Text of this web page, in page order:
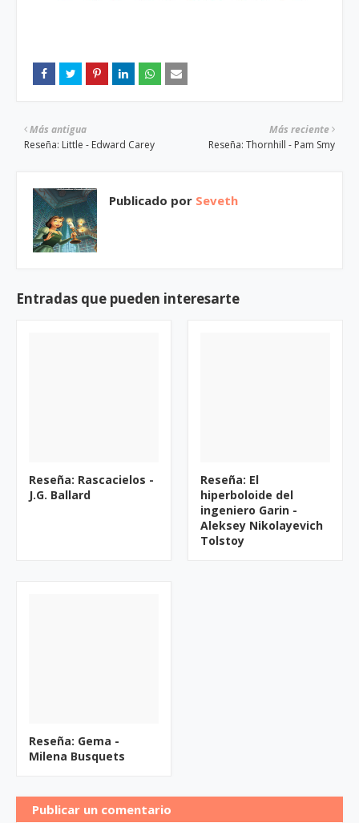
Más reciente
Reseña: Thornhill - Pam Smy
Más antigua
Reseña: Little - Edward Carey
Publicado por Seveth
Entradas que pueden interesarte
Reseña: Rascacielos -
J.G. Ballard
Reseña: El
hiperboloide del
ingeniero Garin -
Aleksey Nikolayevich
Tolstoy
Reseña: Gema -
Milena Busquets
Publicar un comentario